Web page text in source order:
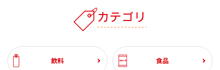
カテゴリ
飲料 食品